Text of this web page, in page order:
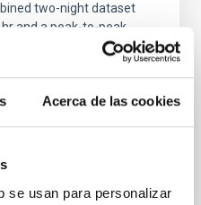
Acerca de las cookies
se usan para personalizar
two-night dataset
and a peak-to-peak